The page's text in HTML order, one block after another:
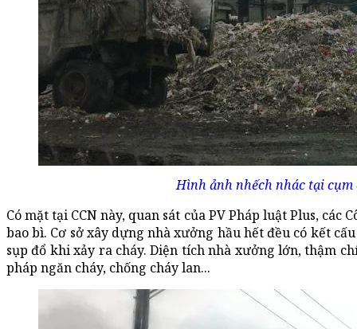
Hình ảnh nhếch nhác tại cụm
Có mặt tại CCN này, quan sát của PV Pháp luật Plus,
bao bì. Cơ sở xây dựng nhà xưởng hầu hết đều có kết
sụp đổ khi xảy ra cháy. Diện tích nhà xưởng lớn, thậm
pháp ngăn cháy, chống cháy lan...